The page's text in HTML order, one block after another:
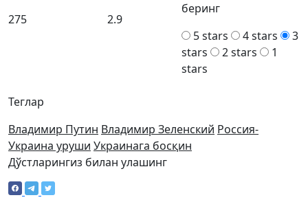
Теглар
Владимир Путин Владимир Зеленский Россия-
Украина уруши Украинага босқин
275
2.9
беринг
5 stars
4 stars
3
stars
2 stars
1
stars
Дўстларингиз билан улашинг